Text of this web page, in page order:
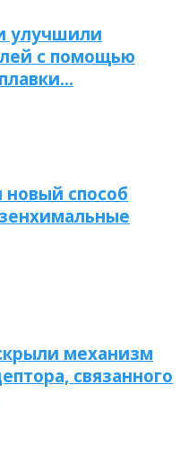
улучшили
с помощью
способ
механизм
связанного